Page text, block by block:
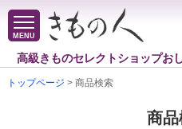
MENU
高級きものセレクトショップお
トップページ > 商品検索
商